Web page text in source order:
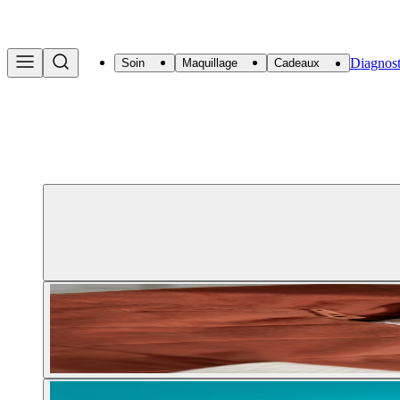
Soin Maquillage Cadeaux